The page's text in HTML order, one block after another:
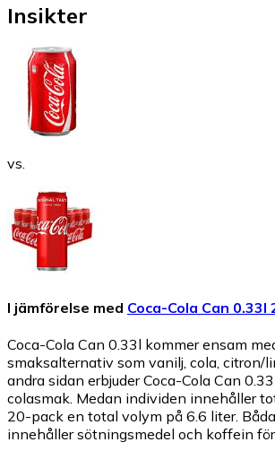
Insikter
vs.
I jämförelse med Coca-Cola Can 0.33l
Coca-Cola Can 0.33l kommer ensam
smaksalternativ som vanilj, cola, citron/
andra sidan erbjuder Coca-Cola Can
colasmak. Medan individen innehåller
20-pack en total volym på 6.6 liter.
innehåller sötningsmedel och koffein